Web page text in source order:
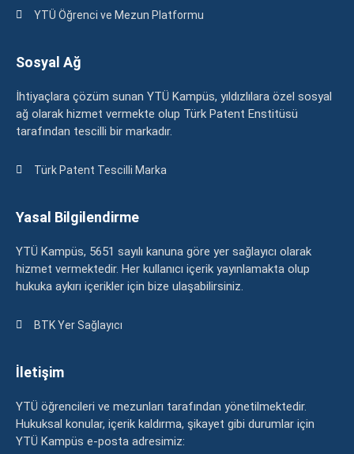
YTÜ Öğrenci ve Mezun Platformu
Sosyal Ağ
İhtiyaçlara çözüm sunan YTÜ Kampüs, yıldızlılara özel sosyal
ağ olarak hizmet vermekte olup Türk Patent Enstitüsü
tarafından tescilli bir markadır.
Türk Patent Tescilli Marka
Yasal Bilgilendirme
YTÜ Kampüs, 5651 sayılı kanuna göre yer sağlayıcı olarak
hizmet vermektedir. Her kullanıcı içerik yayınlamakta olup
hukuka aykırı içerikler için bize ulaşabilirsiniz.
BTK Yer Sağlayıcı
İletişim
YTÜ öğrencileri ve mezunları tarafından yönetilmektedir.
Hukuksal konular, içerik kaldırma, şikayet gibi durumlar için
YTÜ Kampüs e-posta adresimiz: